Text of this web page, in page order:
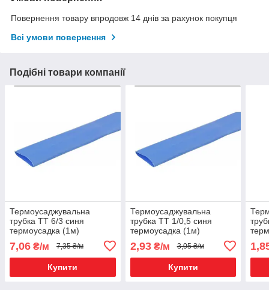
Повернення товару впродовж 14 днів за рахунок покупця
Всі умови повернення
Подібні товари компанії
Термоусаджувальна
трубка ТТ 6/3 синя
термоусадка (1м)
7,06 ₴/м 7,35 ₴/м
Купити
Термоусаджувальна
трубка ТТ 1/0,5 синя
термоусадка (1м)
2,93₴/м 3,05 ₴/м
Купити